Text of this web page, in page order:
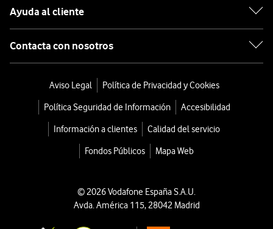
Ayuda al cliente
Contacta con nosotros
Aviso Legal
Política de Privacidad y Cookies
Política Seguridad de Información
Accesibilidad
Información a clientes
Calidad del servicio
Fondos Públicos
Mapa Web
© 2026 Vodafone España S.A.U.
Avda. América 115, 28042 Madrid